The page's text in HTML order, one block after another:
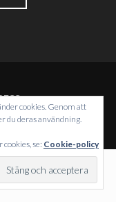
.
cookies. Genom att
du deras användning.
se: Cookie-policy